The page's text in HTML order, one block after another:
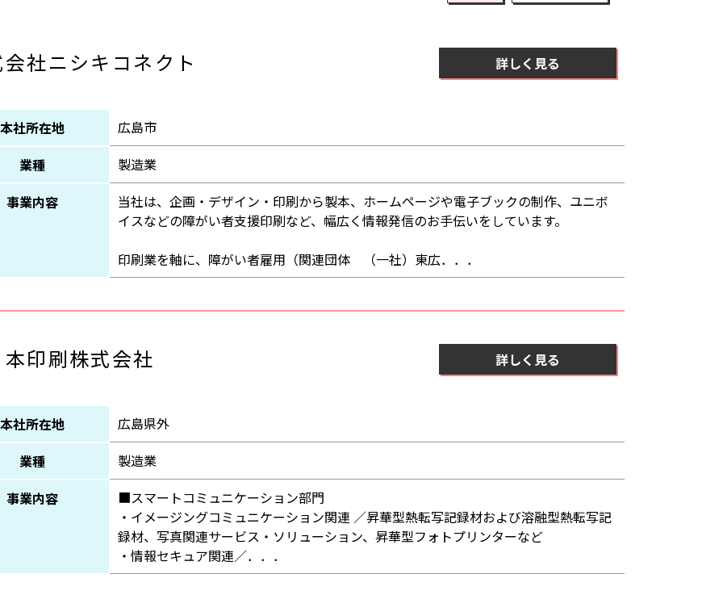
社ニシキコネクト 詳しく見る
本社所在地
広島市
業種
製造業
事業内容
当社は、企画・デザイン・印刷から製本、ホームページや電子ブックの制作、ユニボ
イスなどの障がい者支援印刷など、幅広く情報発信のお手伝いをしています。
印刷業を軸に、障がい者雇用（関連団体 （一社）東広．．．
印刷株式会社 詳しく見る
本社所在地
広島県外
業種
製造業
事業内容
■スマートコミュニケーション部門
・イメージングコミュニケーション関連 ／昇華型熱転写記録材および溶融型熱転写記
録材、写真関連サービス・ソリューション、昇華型フォトプリンターなど
・情報セキュア関連／．．．